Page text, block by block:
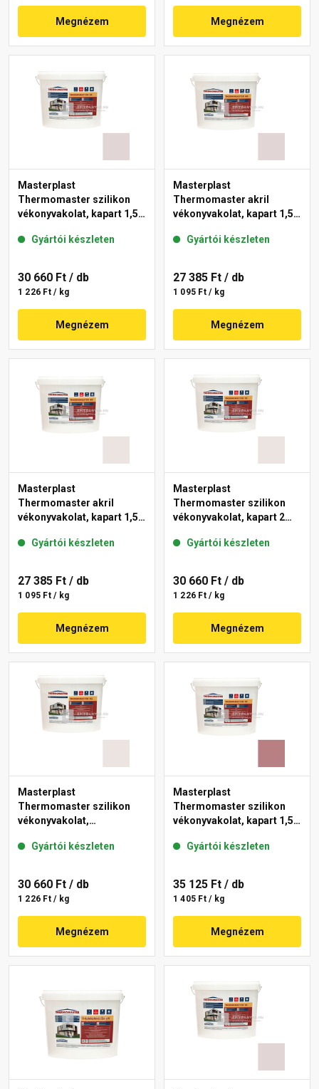
Megnézem Megnézem
Masterplast
Thermomaster szilikon
vékonyvakolat, kapart 1,5
Gyártói készleten
30 660 Ft / db
1 226 Ft / kg
Megnézem
Masterplast
Thermomaster akril
vékonyvakolat, kapart 1,5
Gyártói készleten
27 385 Ft / db
1 095 Ft / kg
Megnézem
Masterplast
Thermomaster akril
vékonyvakolat, kapart 1,5
Gyártói készleten
27 385 Ft / db
1 095 Ft / kg
Megnézem
Masterplast
Thermomaster szilikon
vékonyvakolat, kapart 2
Gyártói készleten
30 660 Ft / db
1 226 Ft / kg
Megnézem
Masterplast
Thermomaster szilikon
vékonyvakolat,
49-F 25 kg
Gyártói készleten
30 660 Ft / db
1 226 Ft / kg
Megnézem
Masterplast
Thermomaster szilikon
vékonyvakolat, kapart 1,5
Gyártói készleten
35 125 Ft / db
1 405 Ft / kg
Megnézem